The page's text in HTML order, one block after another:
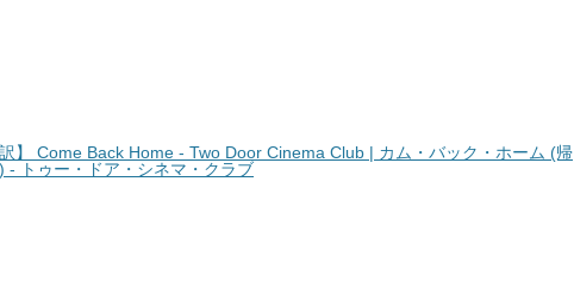
訳】 Come Back Home - Two Door Cinema Club | カム・バック・ホーム (帰
- トゥー・ドア・シネマ・クラブ